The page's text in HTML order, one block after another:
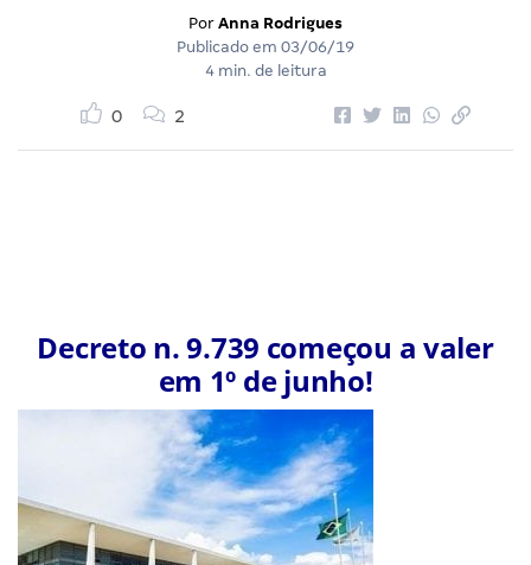
Por Anna Rodrigues
Publicado em 03/06/19
4 min. de leitura
0 2
Decreto n. 9.739 começou a valer
em 1º de junho!